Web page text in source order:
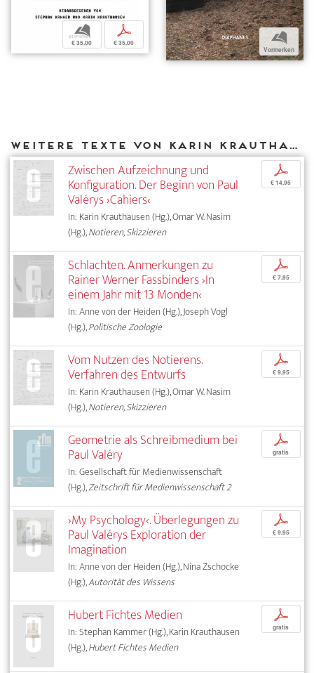
b
€ 35,00
p
€ 35,00 b
Vormerken
Weitere Texte von Karin Krauthausen bei DIAPHANES
Zwischen Aufzeichnung und
Konfiguration. Der Beginn von Paul
Valérys ›Cahiers‹
In: Karin Krauthausen (Hg.), Omar W. Nasim
(Hg.),Notieren, Skizzieren
p
€ 14,95
Schlachten. Anmerkungen zu
Rainer Werner Fassbinders ›In
einem Jahr mit 13 Monden‹
In: Anne von der Heiden (Hg.), Joseph Vogl
(Hg.),Politische Zoologie
p
€ 7,95
Vom Nutzen des Notierens.
Verfahren des Entwurfs
In: Karin Krauthausen (Hg.), Omar W. Nasim
(Hg.),Notieren, Skizzieren
p
€ 9,95
Geometrie als Schreibmedium bei
Paul Valéry
In: Gesellschaft für Medienwissenschaft
(Hg.),Zeitschrift für Medienwissenschaft 2
p
gratis
›My Psychology‹. Überlegungen zu
Paul Valérys Exploration der
Imagination
In: Anne von der Heiden (Hg.), Nina Zschocke
(Hg.),Autorität des Wissens
p
€ 9,95
Hubert Fichtes Medien
In: Stephan Kammer (Hg.), Karin Krauthausen
(Hg.),Hubert Fichtes Medien
p
gratis